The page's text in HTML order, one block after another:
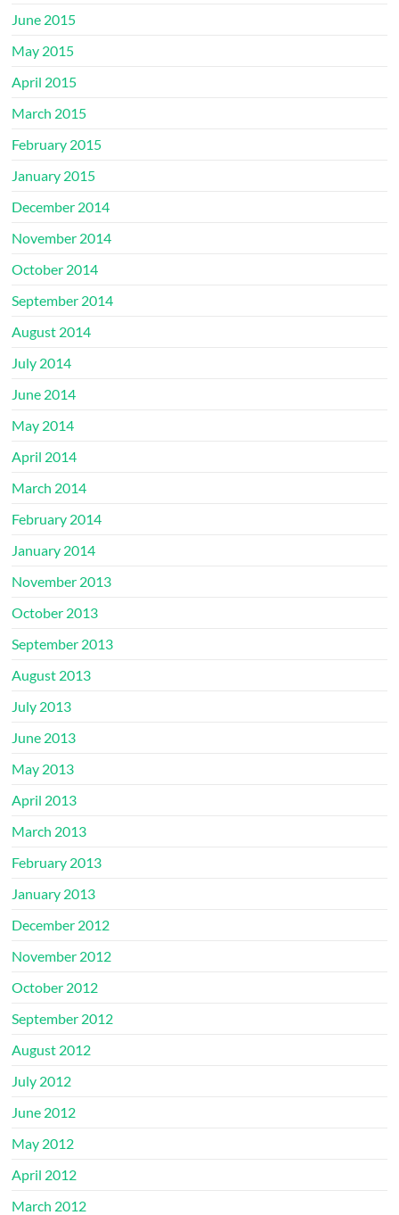
June 2015
May 2015
April 2015
March 2015
February 2015
January 2015
December 2014
November 2014
October 2014
September 2014
August 2014
July 2014
June 2014
May 2014
April 2014
March 2014
February 2014
January 2014
November 2013
October 2013
September 2013
August 2013
July 2013
June 2013
May 2013
April 2013
March 2013
February 2013
January 2013
December 2012
November 2012
October 2012
September 2012
August 2012
July 2012
June 2012
May 2012
April 2012
March 2012